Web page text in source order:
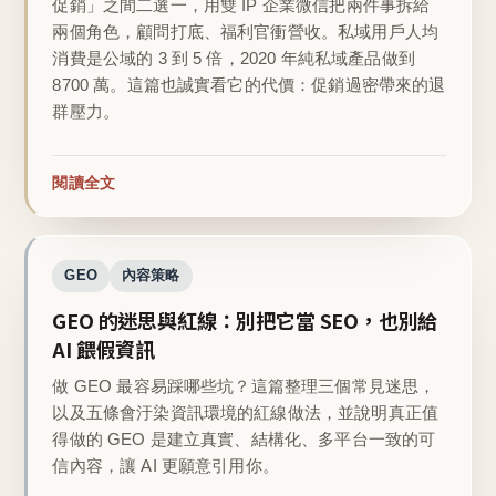
促銷」之間二選一，用雙 IP 企業微信把兩件事拆給
兩個角色，顧問打底、福利官衝營收。私域用戶人均
消費是公域的 3 到 5 倍，2020 年純私域產品做到
8700 萬。這篇也誠實看它的代價：促銷過密帶來的退
群壓力。
閱讀全文
GEO 內容策略
GEO 的迷思與紅線：別把它當 SEO，也別給
AI 餵假資訊
做 GEO 最容易踩哪些坑？這篇整理三個常見迷思，
以及五條會汙染資訊環境的紅線做法，並說明真正值
得做的 GEO 是建立真實、結構化、多平台一致的可
信內容，讓 AI 更願意引用你。